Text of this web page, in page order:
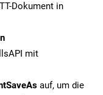
Dokument in
mit
auf, um die